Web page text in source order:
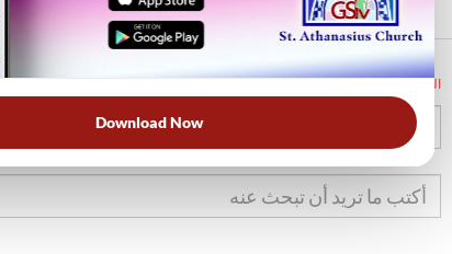
Download Now
الرئيسية